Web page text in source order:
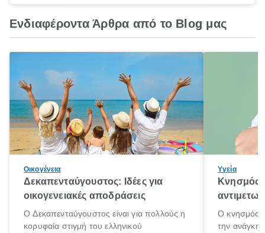
Ενδιαφέροντα Άρθρα από το Blog μας
Οικογένεια
Δεκαπενταύγουστος: Ιδέες για
οικογενειακές αποδράσεις
Ο Δεκαπενταύγουστος είναι για πολλούς η
κορυφαία στιγμή του ελληνικού
Υγεία
Κνησμός:
Ο κνησμός
την ανάγκη